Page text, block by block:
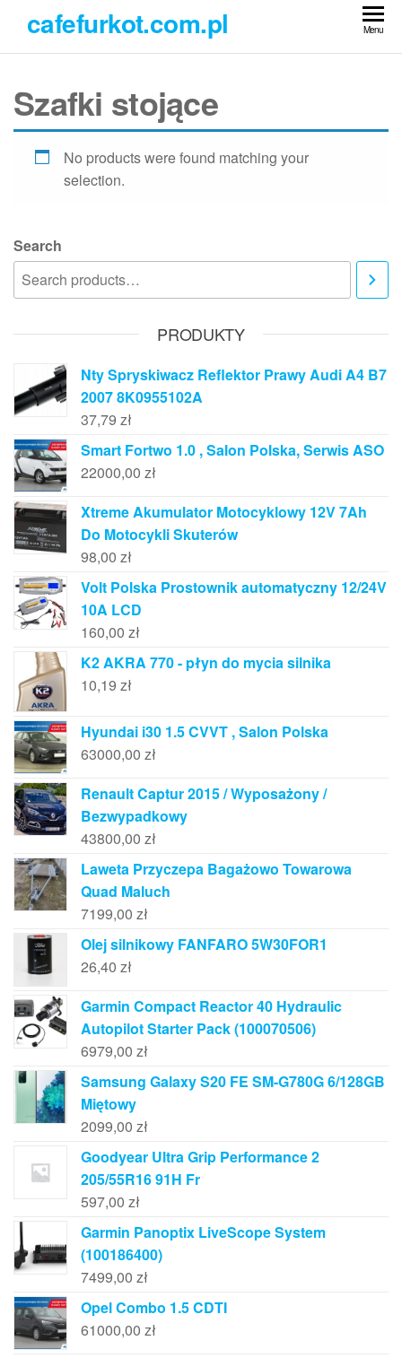
treści
cafefurkot.com.pl Menu
Szafki stojące
No products were found matching your
selection.
Search
PRODUKTY
Nty Spryskiwacz Reflektor Prawy Audi A4 B7
2007 8K0955102A
37,79 zł
Smart Fortwo 1.0 , Salon Polska, Serwis ASO
22000,00 zł
Xtreme Akumulator Motocyklowy 12V 7Ah
Do Motocykli Skuterów
98,00 zł
Volt Polska Prostownik automatyczny 12/24V
10A LCD
160,00 zł
K2 AKRA 770 - płyn do mycia silnika
10,19 zł
Hyundai i30 1.5 CVVT , Salon Polska
63000,00 zł
Renault Captur 2015 / Wyposażony /
Bezwypadkowy
43800,00 zł
Laweta Przyczepa Bagażowo Towarowa
Quad Maluch
7199,00 zł
Olej silnikowy FANFARO 5W30FOR1
26,40 zł
Garmin Compact Reactor 40 Hydraulic
Autopilot Starter Pack (100070506)
6979,00 zł
Samsung Galaxy S20 FE SM-G780G 6/128GB
Miętowy
2099,00 zł
Goodyear Ultra Grip Performance 2
205/55R16 91H Fr
597,00 zł
Garmin Panoptix LiveScope System
(100186400)
7499,00 zł
Opel Combo 1.5 CDTI
61000,00 zł